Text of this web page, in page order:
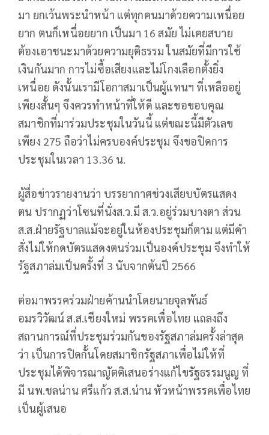
มา ยกเว้นพระนำหน้า แต่ทุกคนมาด้วยความเหนื่อย
ยาก ตนก็เหนื่อยยาก เป็นมา 16 สมัย ไม่เคยสบาย
ต้องเอาชนะมาด้วยความยุติธรรม ในสมัยที่มีการใช้
เงินกันมาก การไม่ซื้อเสียงและไม่โกงเลือกตั้งยิ่ง
เหนื่อย ดังนั้นเรามีโอกาสมาเป็นผู้แทนฯ ที่เหลืออยู่
เพียงสั้นๆ จึงควรทำหน้าที่ให้ดี และขอขอบคุณ
สมาชิกที่มาร่วมประชุมในวันนี้ แต่ขณะนี้มีตัวเลข
เพียง 275 ถือว่าไม่ครบองค์ประชุม จึงขอปิดการ
ประชุมในเวลา 13.36 น.
ผู้สื่อข่าวรายงานว่า บรรยากาศช่วงเสียบบัตรแสดง
ตน ปรากฏว่าโซนที่นั่งส.ว.มี ส.ว.อยู่ร่วมบางตา ส่วน
ส.ส.ฝ่ายรัฐบาลแม้จะอยู่ในห้องประชุมก็ตาม แต่มีคำ
สั่งไม่ให้กดบัตรแสดงตนร่วมเป็นองค์ประชุม จึงทำให้
รัฐสภาล่มเป็นครั้งที่ 3 นับจากต้นปี 2566
ต่อมาพรรคร่วมฝ่ายค้านนำโดยนายจุลพันธ์
อมรวิวัฒน์ ส.ส.เชียงใหม่ พรรคเพื่อไทย แถลงถึง
สถานการณ์ที่ประชุมร่วมกันของรัฐสภาล่มครั้งล่าสุด
ว่า เป็นการปิดกั้นโดยสมาชิกรัฐสภาเพื่อไม่ให้ที่
ประชุมได้พิจารณาญัตติเสนอร่างแก้ไขรัฐธรรมนูญ ที่
มี นพ.ชลน่าน ศรีแก้ว ส.ส.น่าน หัวหน้าพรรคเพื่อไทย
เป็นผู้เสนอ